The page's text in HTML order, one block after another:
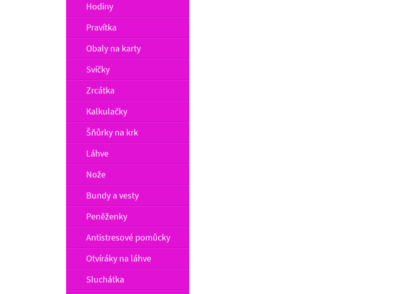
Hodiny
Pravítka
Obaly na karty
Svíčky
Zrcátka
Kalkulačky
Šňůrky na krk
Láhve
Nože
Bundy a vesty
Peněženky
Antistresové pomůcky
Otvíráky na láhve
Sluchátka